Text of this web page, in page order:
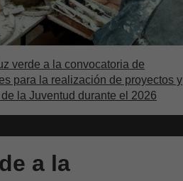
verde a la convocatoria de
para la realización de proyectos y
la Juventud durante el 2026
a la